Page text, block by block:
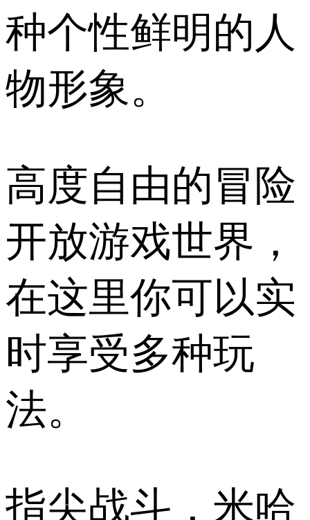
种个性鲜明的人
物形象。
高度自由的冒险
开放游戏世界，
在这里你可以实
时享受多种玩
法。
指尖战斗，米哈